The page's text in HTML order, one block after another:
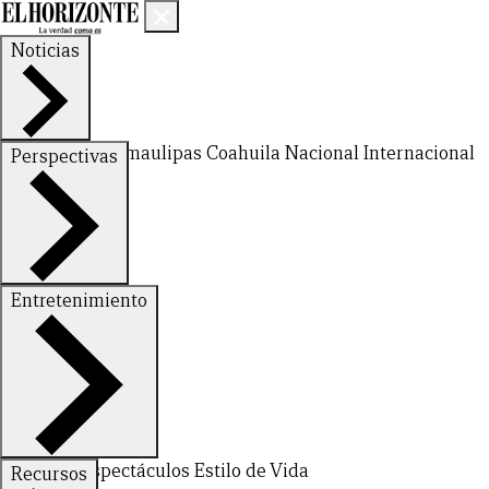
Noticias
Nuevo LeónTamaulipas Coahuila NacionalInternacional
Perspectivas
FinanzasOpinión
Entretenimiento
DeportesEspectáculos Estilo de Vida
Recursos
CERRAR
X